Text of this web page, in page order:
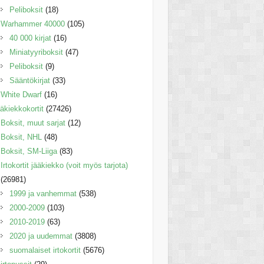
Peliboksit (18)
Warhammer 40000 (105)
40 000 kirjat (16)
Miniatyyriboksit (47)
Peliboksit (9)
Sääntökirjat (33)
White Dwarf (16)
(27426)
Boksit, muut sarjat (12)
Boksit, NHL (48)
Boksit, SM-Liiga (83)
Irtokortit jääkiekko (voit myös tarjota)
(26981)
1999 ja vanhemmat (538)
2000-2009 (103)
2010-2019 (63)
2020 ja uudemmat (3808)
suomalaiset irtokortit (5676)